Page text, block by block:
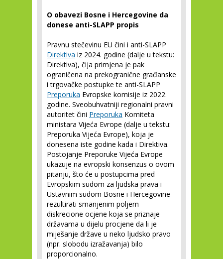
O obavezi Bosne i Hercegovine da
donese anti-SLAPP propis
Pravnu stečevinu EU čini i anti-SLAPP
Direktiva iz 2024. godine (dalje u tekstu:
Direktiva), čija primjena je pak
ograničena na prekogranične građanske
i trgovačke postupke te anti-SLAPP
Preporuka Evropske komisije iz 2022.
godine. Sveobuhvatniji regionalni pravni
autoritet čini Preporuka Komiteta
ministara Vijeća Evrope (dalje u tekstu:
Preporuka Vijeća Evrope), koja je
donesena iste godine kada i Direktiva.
Postojanje Preporuke Vijeća Evrope
ukazuje na evropski konsenzus o ovom
pitanju, što će u postupcima pred
Evropskim sudom za ljudska prava i
Ustavnim sudom Bosne i Hercegovine
rezultirati smanjenim poljem
diskrecione ocjene koja se priznaje
državama u dijelu procjene da li je
miješanje države u neko ljudsko pravo
(npr. slobodu izražavanja) bilo
proporcionalno.